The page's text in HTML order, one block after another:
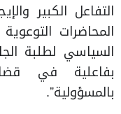
التفاعل الكبير
المحاضرات
السياسي لطلبة
بفاعلية في
بالمسؤولية”.